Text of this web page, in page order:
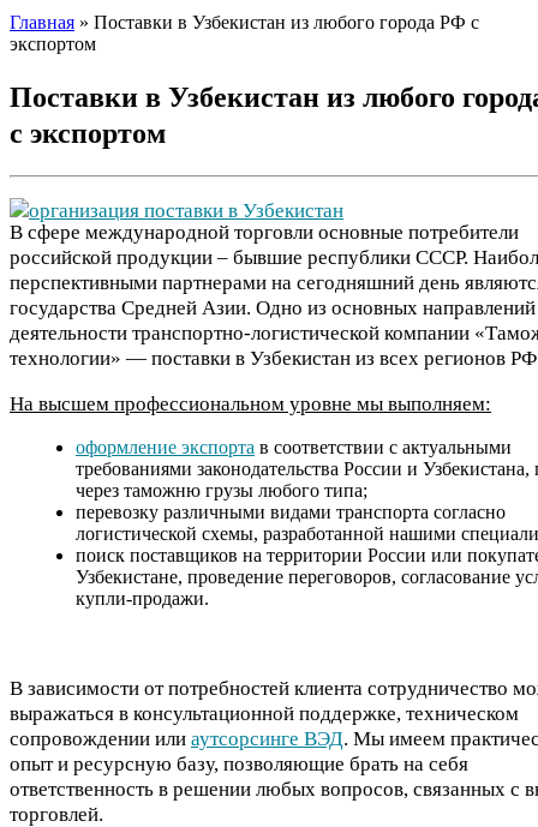
Главная » Поставки в Узбекистан из любого города РФ с
экспортом
Поставки в Узбекистан из любого
с экспортом
В сфере международной торговли основные потребители
российской продукции – бывшие республики СССР.
перспективными партнерами на сегодняшний день
государства Средней Азии. Одно из основных направлений
деятельности транспортно-логистической компании
технологии» — поставки в Узбекистан из всех регионов
На высшем профессиональном уровне мы выполняем:
оформление экспорта в соответствии с актуальными
требованиями законодательства России и Узбекистана,
через таможню грузы любого типа;
перевозку различными видами транспорта согласно
логистической схемы, разработанной нашими
поиск поставщиков на территории России или
Узбекистане, проведение переговоров, согласование
купли-продажи.
В зависимости от потребностей клиента сотрудничество
выражаться в консультационной поддержке, техническом
сопровождении или аутсорсинге ВЭД. Мы имеем
опыт и ресурсную базу, позволяющие брать на себя
ответственность в решении любых вопросов, связанных с
торговлей.